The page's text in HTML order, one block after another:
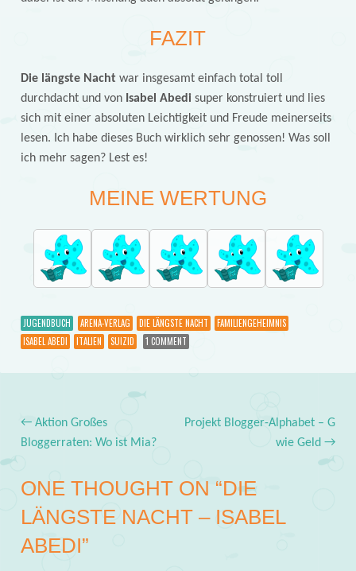
FAZIT
Die längste Nacht war insgesamt einfach total toll
durchdacht und von Isabel Abedisuper konstruiert und lies
sich mit einer absoluten Leichtigkeit und Freude meinerseits
lesen. Ich habe dieses Buch wirklich sehr genossen! Was soll
ich mehr sagen? Lest es!
MEINE WERTUNG
JUGENDBUCH ARENA-VERLAG DIE LÄNGSTE NACHT
FAMILIENGEHEIMNIS
ISABEL ABEDI
ITALIEN SUIZID 1 COMMENT
Post navigation
←Aktion Großes
Bloggerraten: Wo ist Mia?
Projekt Blogger-Alphabet – G
wie Geld→
ONE THOUGHT ON “DIE
LÄNGSTE NACHT – ISABEL
ABEDI”